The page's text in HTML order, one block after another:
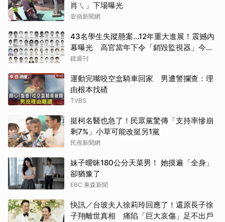
肖ㄟ」下場曝光
壹蘋新聞網
43名學生失蹤懸案...12年重大進展！震撼內
幕曝光 高官當年下令「銷毀監視器」今遭
逮
鏡週刊
運動完嘴咬空盒騎車回家 男遭警攔查：理
由根本找碴
TVBS
挺柯名醫也急了！民眾黨驚傳「支持率慘崩
剩7%」小草可能改挺另1黨
民視新聞網
妹子曖昧180公分天菜男！ 她摸遍「全身」
卻猶豫了
EBC 東森新聞
快訊／台玻夫人徐莉玲回應了！還原長子徐
子翔離世真相 痛陷「巨大哀傷」足不出戶